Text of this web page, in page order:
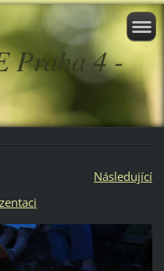
Praha 4 -
Následující